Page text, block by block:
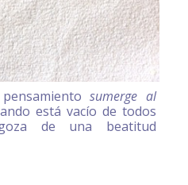
sumerge al
está vacío de todos
de una beatitud